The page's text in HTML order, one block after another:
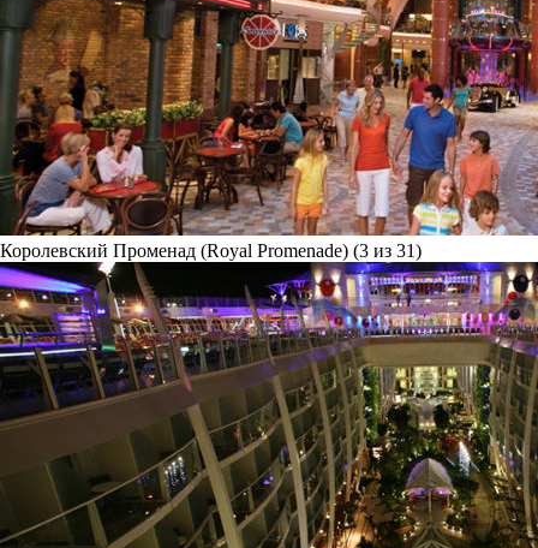
Королевский Променад (Royal Promenade) (3 из 31)